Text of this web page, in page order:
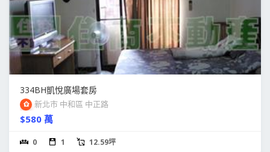
334BH凱悅廣場套房
新北市 中和區 中正路
$580 萬
0 1 12.59坪